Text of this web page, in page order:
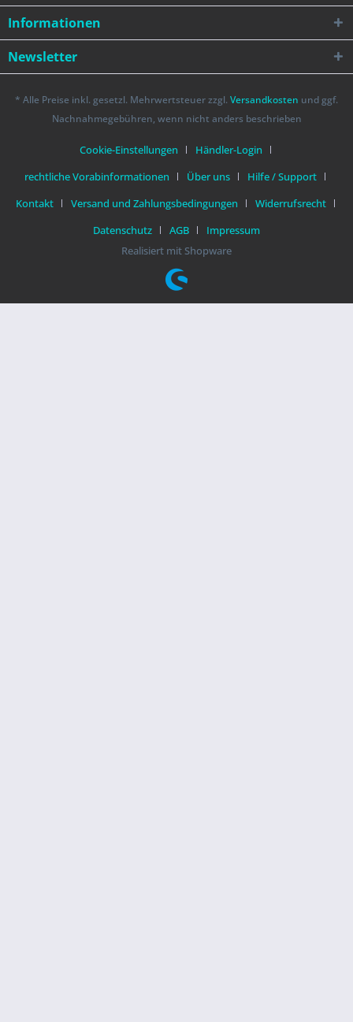
Informationen
Newsletter
* Alle Preise inkl. gesetzl. Mehrwertsteuer zzgl. Versandkosten und ggf.
Nachnahmegebühren, wenn nicht anders beschrieben
Cookie-Einstellungen
Händler-Login
rechtliche Vorabinformationen
Über uns
Hilfe / Support
Kontakt
Versand und Zahlungsbedingungen
Widerrufsrecht
Datenschutz
AGB
Impressum
Realisiert mit Shopware